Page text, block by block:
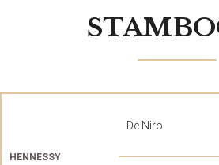
De Niro
HENNESSY